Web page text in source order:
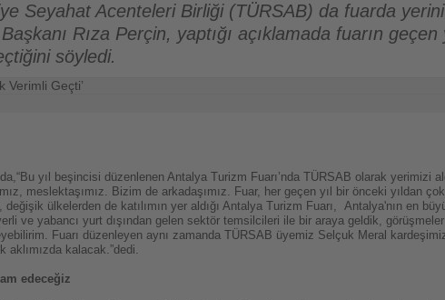
Seyahat Acenteleri Birliği (TÜRSAB) da fuarda
Rıza Perçin, yaptığı açıklamada fuarın
söyledi.
yıl beşincisi düzenlenen Antalya Turizm Fuarı’nda TÜRSAB olarak yerimizi
meslektaşımız. Bizim de arkadaşımız. Fuar, her geçen yıl bir önceki yıldan
ülkelerden de katılımın yer aldığı Antalya Turizm Fuarı, Antalya'nın en
ve yabancı yurt dışından gelen sektör temsilcileri ile bir araya geldik,
Fuarı düzenleyen aynı zamanda TÜRSAB üyemiz Selçuk Meral
aklımızda kalacak.”dedi.
edeceğiz